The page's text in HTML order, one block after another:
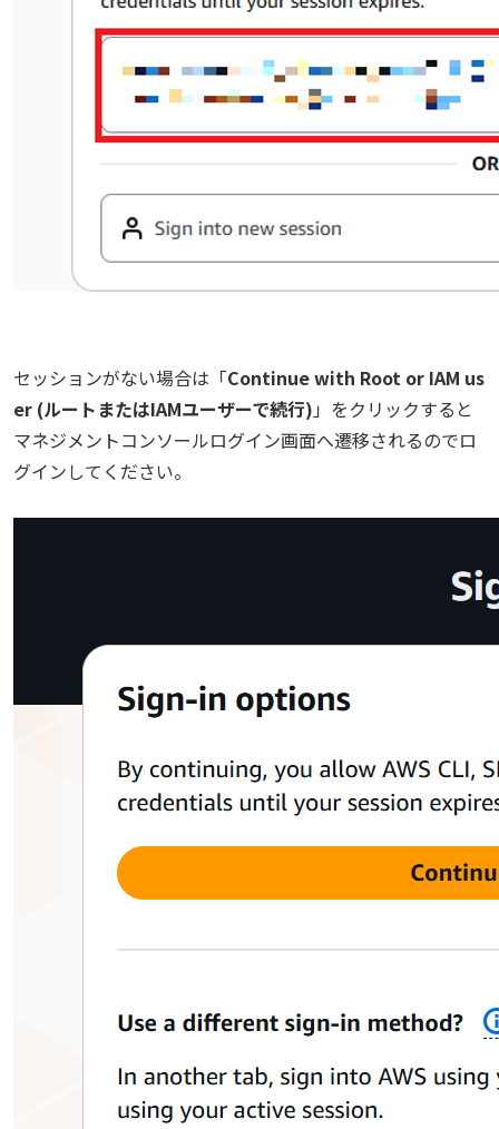
セッションがない場合は「Continue with Root or IAM us
er (ルートまたはIAMユーザーで続行) 」をクリックすると
マネジメントコンソールログイン画面へ遷移されるのでロ
グインしてください。